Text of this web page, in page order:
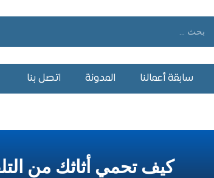
سابقة أعمالنا المدونة اتصل بنا
كيف تحمي أثاثك من